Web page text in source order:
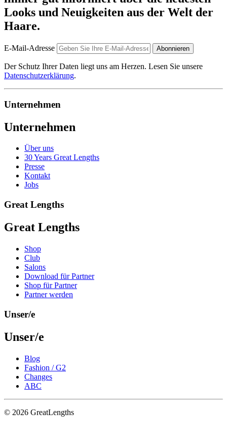
Looks und Neuigkeiten aus der Welt der
Haare.
E-Mail-Adresse Abonnieren
Der Schutz Ihrer Daten liegt uns am Herzen. Lesen Sie unsere
Datenschutzerklärung.
Unternehmen
Unternehmen
Über uns
30 Years Great Lengths
Presse
Kontakt
Jobs
Great Lengths
Great Lengths
Shop
Club
Salons
Download für Partner
Shop für Partner
Partner werden
Unser/e
Unser/e
Blog
Fashion / G2
Changes
ABC
© 2026 GreatLengths